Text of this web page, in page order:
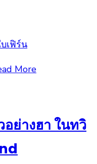
More
ย่างฮา ในทวิ